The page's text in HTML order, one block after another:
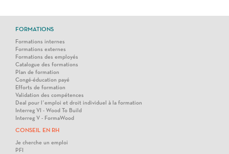
FORMATIONS
Formations internes
Formations externes
Formations des employés
Catalogue des formations
Plan de formation
Congé-éducation payé
Efforts de formation
Validation des compétences
Deal pour l’emploi et droit individuel à la formation
Interreg VI - Wood To Build
Interreg V - FormaWood
CONSEIL EN RH
Je cherche un emploi
PFI